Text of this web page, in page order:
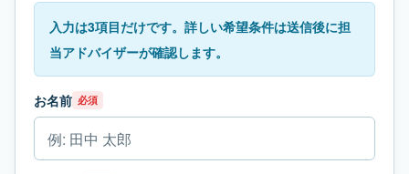
入力は3項目だけです。詳しい希望条件は送信後に担
当アドバイザーが確認します。
お名前 必須